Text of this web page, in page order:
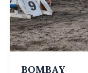
BOMBAY